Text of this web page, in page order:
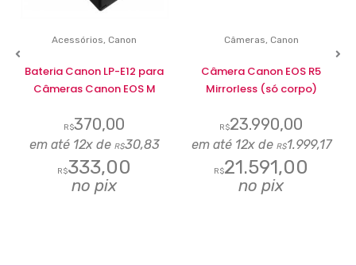
Acessórios Canon
Bateria Canon LP-E12 para
Câmeras Canon EOS M
R$370,00
em até 12x de R$30,83
R$333,00
no pix
Câmeras Canon
Câmera Canon EOS R5
Mirrorless (só corpo)
R$23.990,00
em até 12x de R$1.999,17
R$21.591,00
no pix